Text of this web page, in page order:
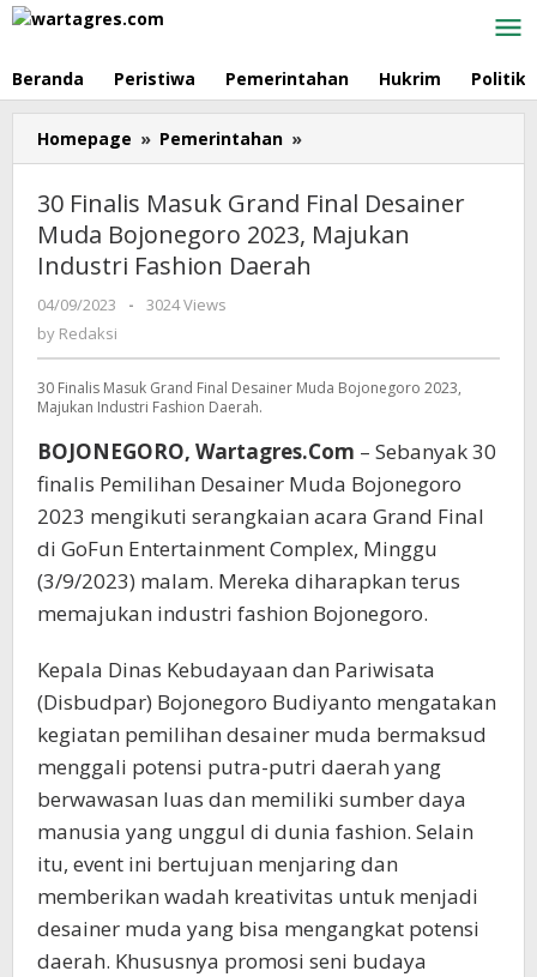
Skip
Beranda Peristiwa Pemerintahan Hukrim Politik
Homepage » Pemerintahan »
Finalis
Masuk
Grand
Final
Desainer
Majukan
Industri
Daerah
30 Finalis Masuk Grand Final Desainer
Muda Bojonegoro 2023, Majukan
Industri Fashion Daerah
04/09/2023
by
-
3024 Views
by Redaksi
30 Finalis Masuk Grand Final Desainer Muda Bojonegoro 2023,
Majukan Industri Fashion Daerah.
BOJONEGORO, Wartagres.Com – Sebanyak 30
finalis Pemilihan Desainer Muda Bojonegoro
2023 mengikuti serangkaian acara Grand Final
di GoFun Entertainment Complex, Minggu
(3/9/2023) malam. Mereka diharapkan terus
memajukan industri fashion Bojonegoro.
Kepala Dinas Kebudayaan dan Pariwisata
(Disbudpar) Bojonegoro Budiyanto mengatakan
kegiatan pemilihan desainer muda bermaksud
menggali potensi putra-putri daerah yang
berwawasan luas dan memiliki sumber daya
manusia yang unggul di dunia fashion. Selain
itu, event ini bertujuan menjaring dan
memberikan wadah kreativitas untuk menjadi
desainer muda yang bisa mengangkat potensi
daerah. Khususnya promosi seni budaya